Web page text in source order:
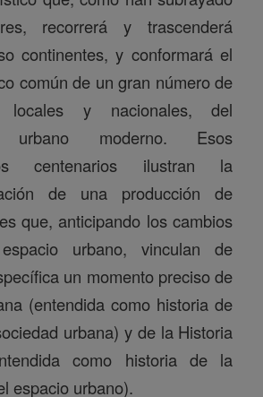
recorrerá y trascenderá
continentes, y conformará el
común de un gran número de
locales y nacionales, del
urbano moderno. Esos
centenarios ilustran la
de una producción de
que, anticipando los cambios
urbano, vinculan de
un momento preciso de
(entendida como historia de
urbana) y de la Historia
como historia de la
espacio urbano).